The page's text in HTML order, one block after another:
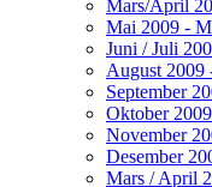
Mars/April
Mai 2009 -
Juni / Juli
August 2009
September
Oktober
November
Desember
Mars / April